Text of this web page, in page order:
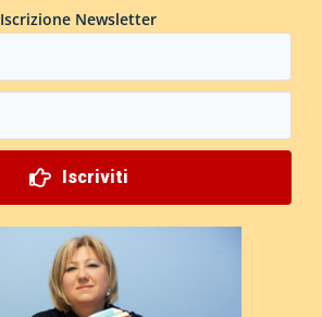
Iscrizione Newsletter
Iscriviti